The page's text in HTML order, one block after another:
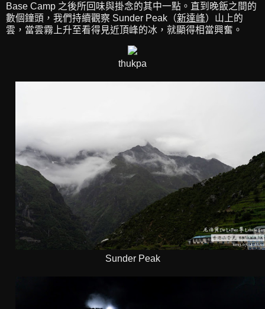
Base Camp 之後所回味與掛念的其中一點。直到晚飯之間的
數個鐘頭，我們持續觀察 Sunder Peak（新達峰）山上的
雲，當雲霧上升至看得見近頂峰的冰，就顯得相當興奮。
thukpa
Sunder Peak